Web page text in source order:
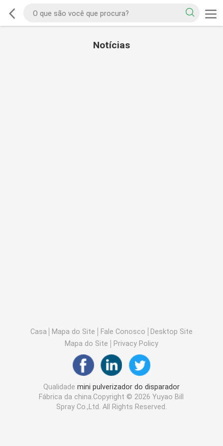
Notícias
Casa Mapa do Site Fale Conosco
Desktop Site
Mapa do Site
Privacy Policy
Qualidade mini pulverizador do disparador
Fábrica da china.Copyright © 2026 Yuyao Bill
Spray Co.,Ltd. All Rights Reserved.